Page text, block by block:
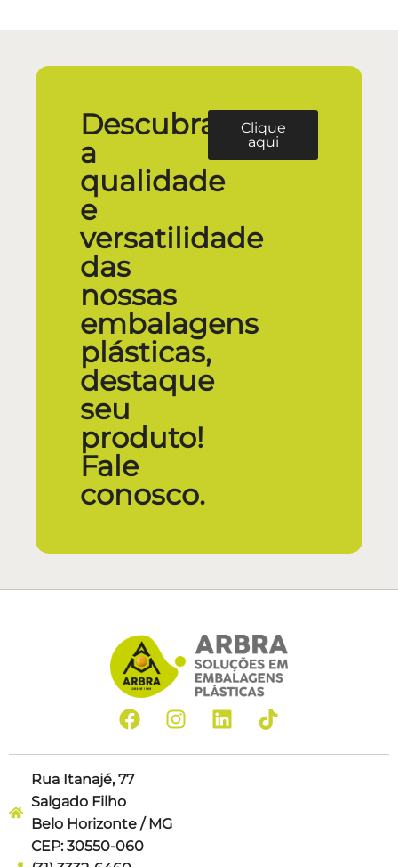
Descubra
a
qualidade
e
versatilidade
das
nossas
embalagens
plásticas,
destaque
seu
produto!
Fale
conosco.
Clique
aqui
Rua Itanajé, 77
Salgado Filho
Belo Horizonte / MG
CEP: 30550-060